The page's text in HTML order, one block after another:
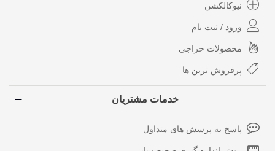
نیوکالکشن
ورود / ثبت نام
محصولات حراجی
پرفروش ترین ها
خدمات مشتریان
پاسخ به پرسش های متداول